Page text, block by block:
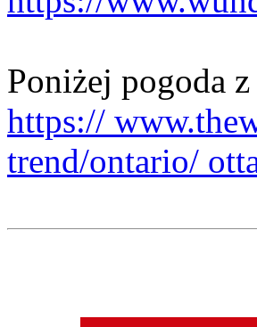
Poniżej pogoda
https://
trend/ontario/